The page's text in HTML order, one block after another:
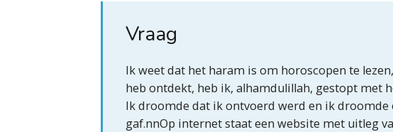
Vraag
Ik weet dat het haram is om horoscopen te
heb ontdekt, heb ik, alhamdulillah, gestopt met
Ik droomde dat ik ontvoerd werd en ik
gaf.nnOp internet staat een website met uitleg